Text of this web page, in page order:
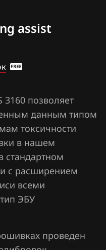
assist
3160 позволяет
данным типом
токсичности
в нашем
стандартном
с расширением
всеми
ЭБУ
проведен